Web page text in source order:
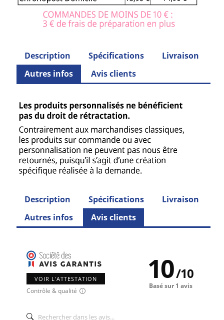
Description Spécifications
Livraison
Autres infos
Avis clients
Description Spécifications
Livraison
Autres infos
Avis clients
VOIR L'ATTESTATION
Contrôle & qualité
10/10
Basé sur 1 avis